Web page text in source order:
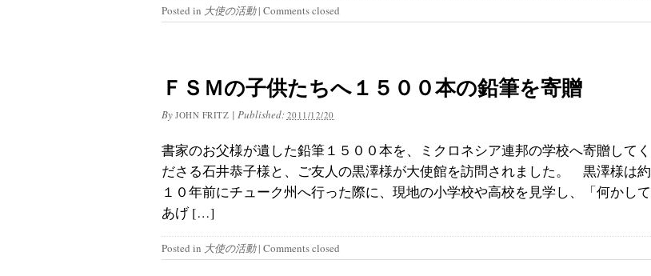
Posted in 大使の活動 | Comments closed
ＦＳＭの子供たちへ１５００本の鉛筆を寄贈
By JOHN FRITZ | Published: 2011/12/20
書家のお父様が遺した鉛筆１５００本を、ミクロネシア連邦の学校へ寄贈してく
ださる石井恭子様と、ご友人の黒澤様が大使館を訪問されました。 黒澤様は約
１０年前にチューク州へ行った際に、現地の小学校や高校を見学し、「何かして
あげ […]
Posted in 大使の活動 | Comments closed